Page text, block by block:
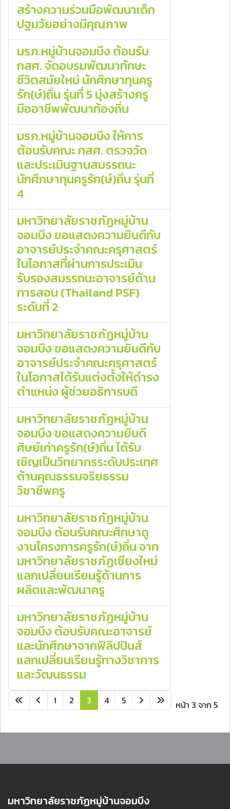
สร้างความร่วมมือพัฒนาเด็ก
ปฐมวัยอย่างมีคุณภาพ
มรภ.หมู่บ้านจอมบึง ต้อนรับ
กสศ. จัดอบรมพัฒนาทักษะ
ชีวิตสมัยใหม่ นักศึกษาทุนครู
รัก(ษ์)ถิ่น รุ่นที่ 5 มุ่งสร้างครู
มืออาชีพพัฒนาท้องถิ่น
มรภ.หมู่บ้านจอมบึง ให้การ
ต้อนรับคณะ กสศ. ตรวจวัด
และประเมินฐานสมรรถนะ
นักศึกษาทุนครูรัก(ษ์)ถิ่น รุ่นที่
4
มหาวิทยาลัยราชภัฏหมู่บ้าน
จอมบึง ขอแสดงความยินดีกับ
อาจารย์ประจำคณะครุศาสตร์
ในโอกาสที่ผ่านการประเมิน
รับรองสมรรถนะอาจารย์ด้าน
การสอน (Thailand PSF)
ระดับที่ 2
มหาวิทยาลัยราชภัฏหมู่บ้าน
จอมบึง ขอแสดงความยินดีกับ
อาจารย์ประจำคณะครุศาสตร์
ในโอกาสได้รับแต่งตั้งให้ดำรง
ตำแหน่ง ผู้ช่วยอธิการบดี
มหาวิทยาลัยราชภัฏหมู่บ้าน
จอมบึง ขอแสดงความยินดี
ศิษย์เก่าครูรัก(ษ์)ถิ่น ได้รับ
เชิญเป็นวิทยากรระดับประเทศ
ด้านคุณธรรมจริยธรรม
วิชาชีพครู
มหาวิทยาลัยราชภัฏหมู่บ้าน
จอมบึง ต้อนรับคณะศึกษาดู
งานโครงการครูรัก(ษ์)ถิ่น จาก
มหาวิทยาลัยราชภัฏเชียงใหม่
แลกเปลี่ยนเรียนรู้ด้านการ
ผลิตและพัฒนาครู
มหาวิทยาลัยราชภัฏหมู่บ้าน
จอมบึง ต้อนรับคณะอาจารย์
และนักศึกษาจากฟิลิปปินส์
แลกเปลี่ยนเรียนรู้ทางวิชาการ
และวัฒนธรรม
หน้า 3 จาก 5
1 2 3 4 5
มหาวิทยาลัยราชภัฏหมู่บ้านจอมบึง